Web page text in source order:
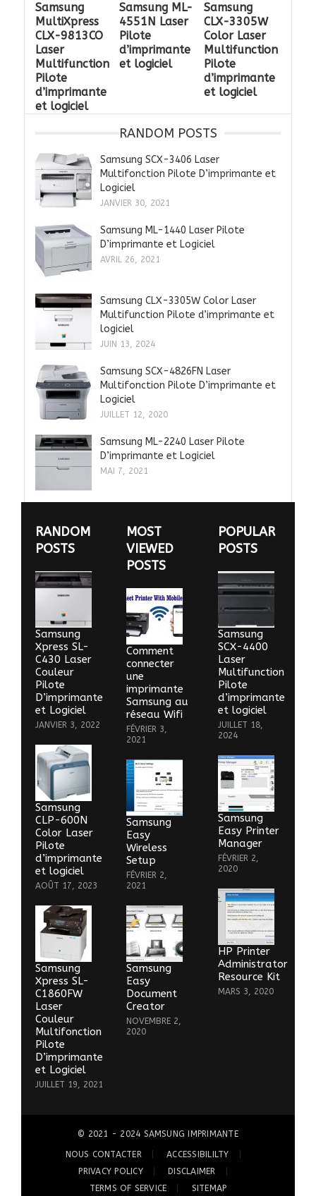
Samsung
MultiXpress
CLX-9813CO
Laser
Multifunction
Pilote
d’imprimante
et logiciel
Samsung ML-
4551N Laser
Pilote
d’imprimante
et logiciel
Samsung
CLX-3305W
Color Laser
Multifunction
Pilote
d’imprimante
et logiciel
RANDOM POSTS
Samsung SCX-3406 Laser
Multifonction Pilote D’imprimante et
Logiciel
JANVIER 30, 2021
Samsung ML-1440 Laser Pilote
D’imprimante et Logiciel
AVRIL 26, 2021
Samsung CLX-3305W Color Laser
Multifunction Pilote d’imprimante et
logiciel
JUIN 13, 2024
Samsung SCX-4826FN Laser
Multifonction Pilote D’imprimante et
Logiciel
JUILLET 12, 2020
Samsung ML-2240 Laser Pilote
D’imprimante et Logiciel
MAI 7, 2021
RANDOM
POSTS
Samsung
Xpress SL-
C430 Laser
Couleur
Pilote
D’imprimante
et Logiciel
JANVIER 3, 2022
Samsung
CLP-600N
Color Laser
Pilote
d’imprimante
et logiciel
AOÛT 17, 2023
Samsung
Xpress SL-
C1860FW
Laser
Couleur
Multifonction
Pilote
D’imprimante
et Logiciel
JUILLET 19, 2021
MOST
VIEWED
POSTS
Comment
connecter
une
imprimante
Samsung au
réseau Wifi
FÉVRIER 3,
2021
Samsung
Easy
Wireless
Setup
FÉVRIER 2,
2021
Samsung
Easy
Document
Creator
NOVEMBRE 2,
2020
POPULAR
POSTS
Samsung
SCX-4400
Laser
Multifunction
Pilote
d’imprimante
et logiciel
JUILLET 18,
2024
Samsung
Easy Printer
Manager
FÉVRIER 2,
2020
HP Printer
Administrator
Resource Kit
MARS 3, 2020
© 2021 - 2024 SAMSUNG IMPRIMANTE
NOUS CONTACTER
ACCESSIBILILTY
PRIVACY POLICY
DISCLAIMER
TERMS OF SERVICE
SITEMAP